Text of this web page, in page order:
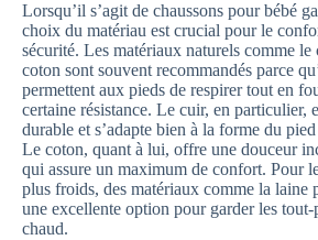
Lorsqu’il s’agit de chaussons pour bébé
choix du matériau est crucial pour le
sécurité. Les matériaux naturels comme le
coton sont souvent recommandés parce
permettent aux pieds de respirer tout en
certaine résistance. Le cuir, en particulier,
durable et s’adapte bien à la forme du
Le coton, quant à lui, offre une douceur
qui assure un maximum de confort. Pour
plus froids, des matériaux comme la laine
une excellente option pour garder les tout-
chaud.